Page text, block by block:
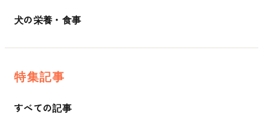
犬の栄養・食事
特集記事
すべての記事